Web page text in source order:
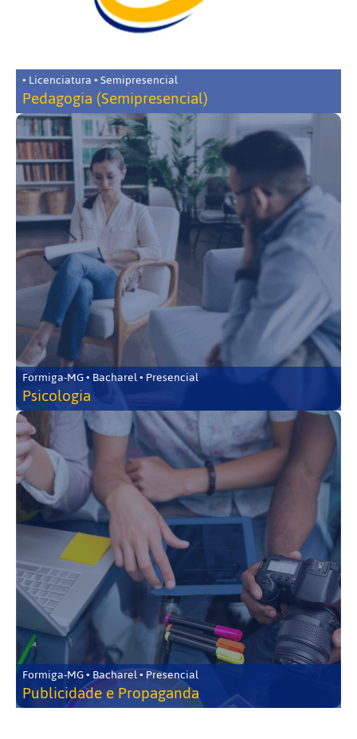
• Licenciatura • Semipresencial
Pedagogia (Semipresencial)
Formiga-MG • Bacharel • Presencial
Psicologia
Formiga-MG • Bacharel • Presencial
Publicidade e Propaganda